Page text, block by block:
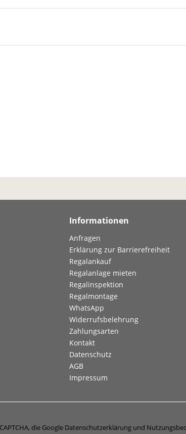
Informationen
Anfragen
Erklärung zur Barrierefreiheit
Regalankauf
Regalanlage mieten
Regalinspektion
Regalmontage
WhatsApp
Widerrufsbelehrung
Zahlungsarten
Kontakt
Datenschutz
AGB
Impressum
die Google Datenschutzerklärung und